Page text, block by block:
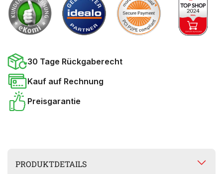
30 Tage Rückgaberecht
Kauf auf Rechnung
Preisgarantie
PRODUKTDETAILS